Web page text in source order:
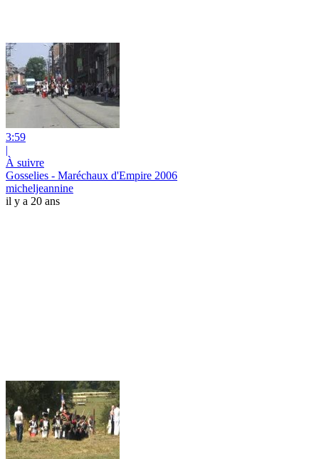
3:59
|
À suivre
Gosselies - Maréchaux d'Empire 2006
micheljeannine
il y a 20 ans